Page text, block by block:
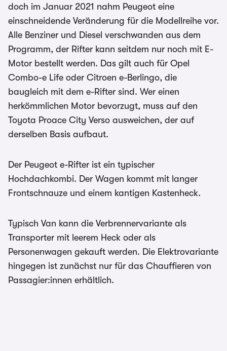
doch im Januar 2021 nahm Peugeot eine
einschneidende Veränderung für die Modellreihe vor.
Alle Benziner und Diesel verschwanden aus dem
Programm, der Rifter kann seitdem nur noch mit E-
Motor bestellt werden. Das gilt auch für Opel
Combo-e Life oder Citroen e-Berlingo, die
baugleich mit dem e-Rifter sind. Wer einen
herkömmlichen Motor bevorzugt, muss auf den
Toyota Proace City Verso ausweichen, der auf
derselben Basis aufbaut.
Der Peugeot e-Rifter ist ein typischer
Hochdachkombi. Der Wagen kommt mit langer
Frontschnauze und einem kantigen Kastenheck.
Typisch Van kann die Verbrennervariante als
Transporter mit leerem Heck oder als
Personenwagen gekauft werden. Die Elektrovariante
hingegen ist zunächst nur für das Chauffieren von
Passagier:innen erhältlich.